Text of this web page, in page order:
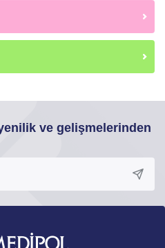
ve gelişmelerinden